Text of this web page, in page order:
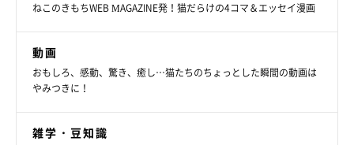
ねこのきもちWEB MAGAZINE発！猫だらけの4コマ＆エッセイ漫画
動画
おもしろ、感動、驚き、癒し…猫たちのちょっとした瞬間の動画は
やみつきに！
雑学・豆知識